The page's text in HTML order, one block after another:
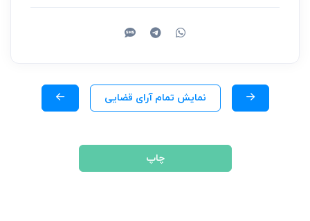
نمایش تمام آرای قضایی
چاپ